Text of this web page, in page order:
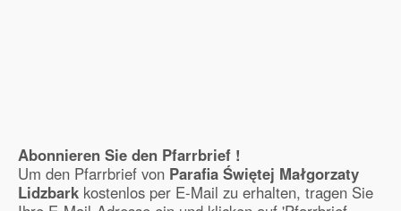
Abonnieren Sie den Pfarrbrief !
Um den Pfarrbrief von Parafia Świętej Małgorzaty
Lidzbark kostenlos per E-Mail zu erhalten, tragen Sie